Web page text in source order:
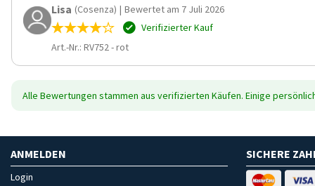
Lisa (Cosenza) | Bewertet am 7 Juli 2026
Verifizierter Kauf
Art.-Nr.: RV752-rot
Alle Bewertungen stammen aus verifizierten Käufen. Einige
ANMELDEN
Login
SICHERE